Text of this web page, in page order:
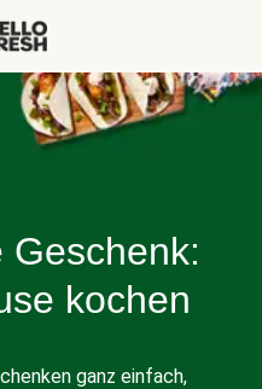
Geschenk:
kochen
ganz einfach,